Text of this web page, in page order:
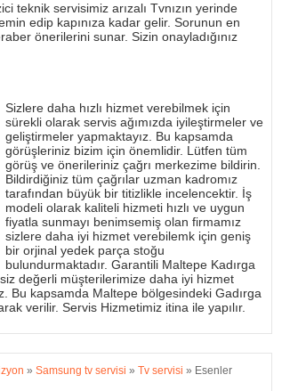
teknik servisimiz arızalı Tvnızın yerinde
edip kapınıza kadar gelir. Sorunun en
önerilerini sunar. Sizin onayladığınız
Sizlere daha hızlı hizmet verebilmek için
sürekli olarak servis ağımızda iyileştirmeler ve
geliştirmeler yapmaktayız. Bu kapsamda
görüşleriniz bizim için önemlidir. Lütfen tüm
görüş ve önerileriniz çağrı merkezime bildirin.
Bildirdiğiniz tüm çağrılar uzman kadromız
tarafından büyük bir titizlikle incelencektir. İş
modeli olarak kaliteli hizmeti hızlı ve uygun
fiyatla sunmayı benimsemiş olan firmamız
sizlere daha iyi hizmet verebilemk için geniş
bir orjinal yedek parça stoğu
bulundurmaktadır. Garantili Maltepe Kadırga
değerli müşterilerimize daha iyi hizmet
Bu kapsamda Maltepe bölgesindeki Gadırga
verilir. Servis Hizmetimiz itina ile yapılır.
» Samsung tv servisi » Tv servisi » Esenler